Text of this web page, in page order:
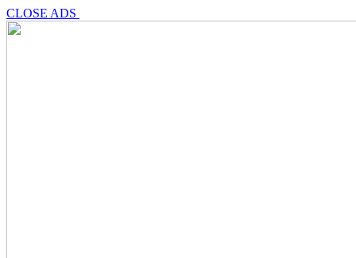
CLOSE ADS